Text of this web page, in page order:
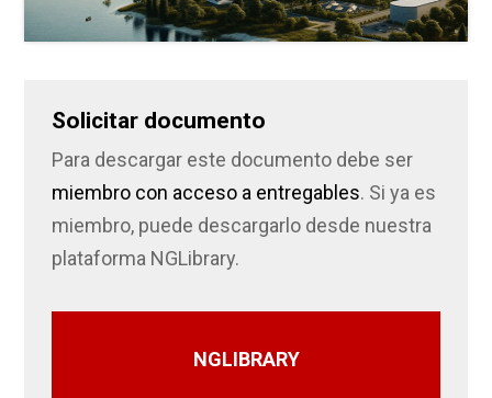
Solicitar documento
Para descargar este documento debe ser
miembro con acceso a entregables. Si ya es
miembro, puede descargarlo desde nuestra
plataforma NGLibrary.
NGLIBRARY